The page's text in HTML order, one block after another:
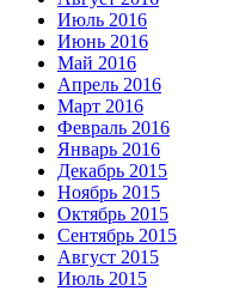
Июль 2016
Июнь 2016
Май 2016
Апрель 2016
Март 2016
Февраль 2016
Январь 2016
Декабрь 2015
Ноябрь 2015
Октябрь 2015
Сентябрь 2015
Август 2015
Июль 2015